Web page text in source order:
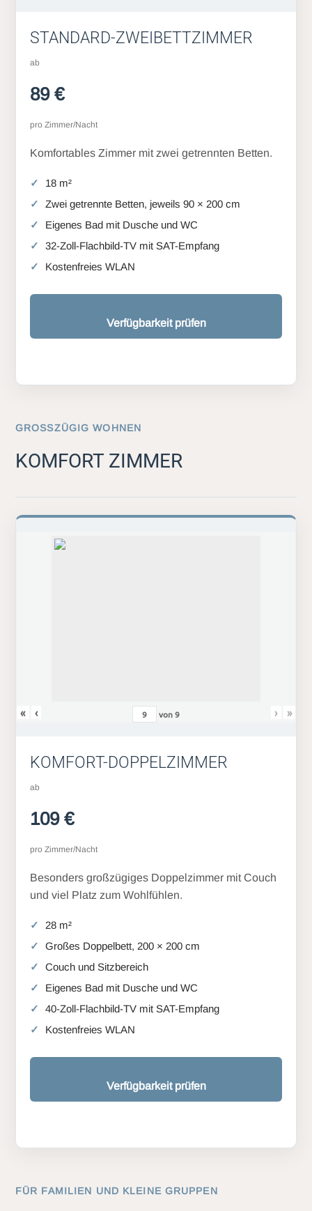
STANDARD-ZWEIBETTZIMMER
ab
89 €
pro Zimmer/Nacht
Komfortables Zimmer mit zwei getrennten Betten.
18 m²
Zwei getrennte Betten, jeweils 90 × 200 cm
Eigenes Bad mit Dusche und WC
32-Zoll-Flachbild-TV mit SAT-Empfang
Kostenfreies WLAN
Verfügbarkeit prüfen
GROSSZÜGIG WOHNEN
KOMFORT ZIMMER
« ‹ von9 › »
KOMFORT-DOPPELZIMMER
ab
109 €
pro Zimmer/Nacht
Besonders großzügiges Doppelzimmer mit Couch
und viel Platz zum Wohlfühlen.
28 m²
Großes Doppelbett, 200 × 200 cm
Couch und Sitzbereich
Eigenes Bad mit Dusche und WC
40-Zoll-Flachbild-TV mit SAT-Empfang
Kostenfreies WLAN
Verfügbarkeit prüfen
FÜR FAMILIEN UND KLEINE GRUPPEN